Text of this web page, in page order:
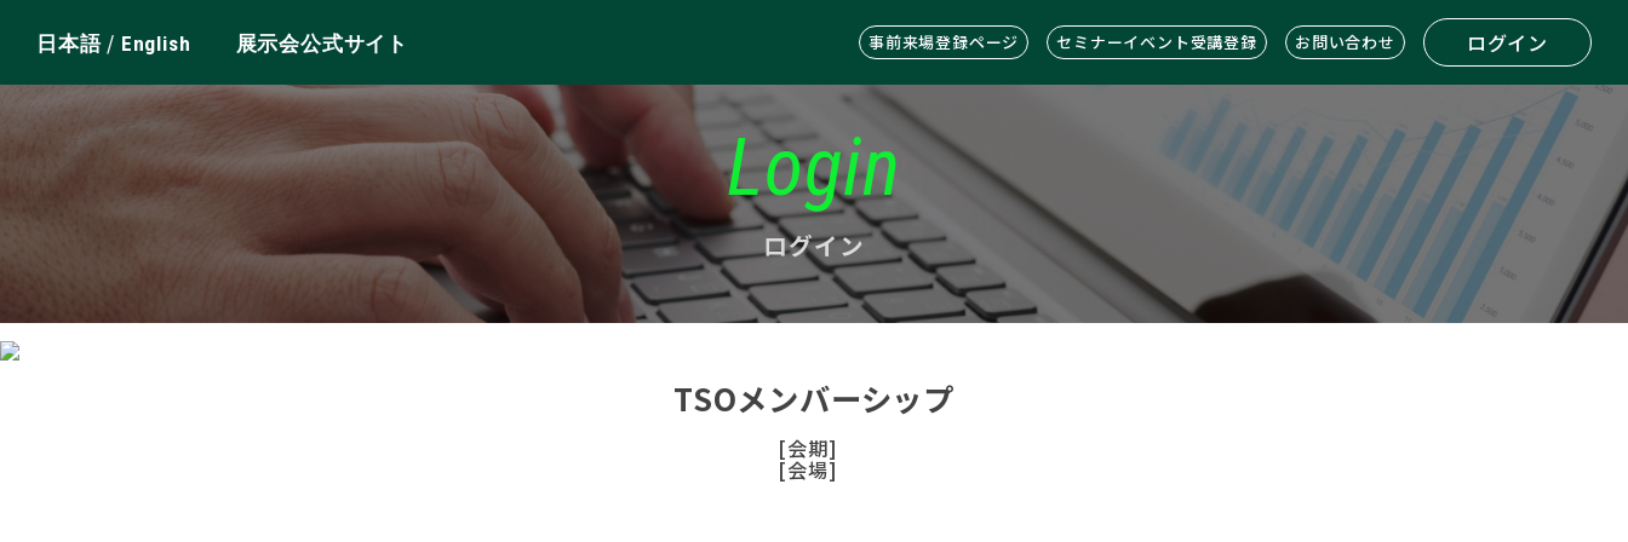
日本語/ English 展示会公式サイト 事前来場登録ページ セミナーイベント受講登録 お問い合わせ ログイン
Login
ログイン
TSOメンバーシップ
[会期]
[会場]